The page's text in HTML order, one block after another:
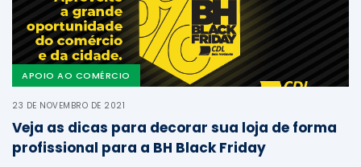
APOIO AO COMÉRCIO
23 DE NOVEMBRO DE 2021
Veja as dicas para decorar sua loja de forma
profissional para a BH Black Friday